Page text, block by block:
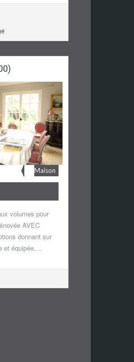
Maison
volumes pour
AVEC
donnant sur
et équipée,…